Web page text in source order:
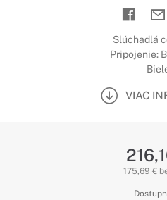
Slúchadlá
Pripojenie:
VIAC
175,69 €